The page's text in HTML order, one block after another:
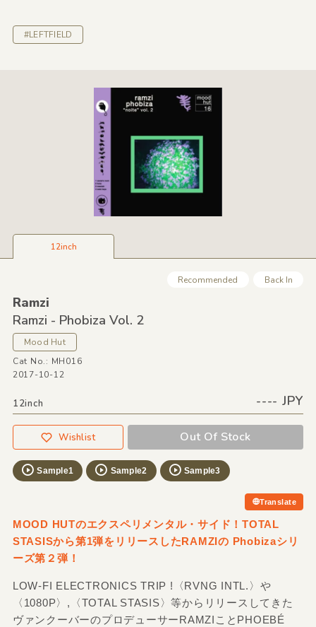
#LEFTFIELD
12inch
Recommended Back In
Ramzi
Ramzi - Phobiza Vol. 2
Mood Hut
Cat No.: MH016
2017-10-12
12inch ---- JPY
Wishlist Out Of Stock
Sample1 Sample2 Sample3
Translate
MOOD HUTのエクスペリメンタル・サイド！TOTAL
STASISから第1弾をリリースしたRAMZIの Phobizaシリ
ーズ第２弾！
LOW-FI ELECTRONICS TRIP !〈RVNG INTL.〉や
〈1080P〉,〈TOTAL STASIS〉等からリリースしてきた
ヴァンクーバーのプロデューサーRAMZIことPHOEBÉ